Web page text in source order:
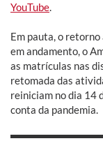
YouTube.
Em pauta, o
em andamento, o
as matrículas nas
retomada das
reiniciam no dia 14
conta da pandemia.